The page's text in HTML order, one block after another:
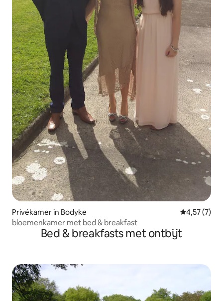
Privékamer in Bodyke
4,57 (7)
bloemenkamer met bed & breakfast
Bed & breakfasts met ontbijt